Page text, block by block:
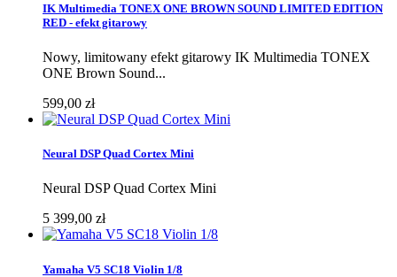
IK Multimedia TONEX ONE BROWN SOUND LIMITED EDITION
RED - efekt gitarowy
Nowy, limitowany efekt gitarowy IK Multimedia TONEX
ONE Brown Sound...
599,00 zł
Neural DSP Quad Cortex Mini
Neural DSP Quad Cortex Mini
5 399,00 zł
Yamaha V5 SC18 Violin 1/8